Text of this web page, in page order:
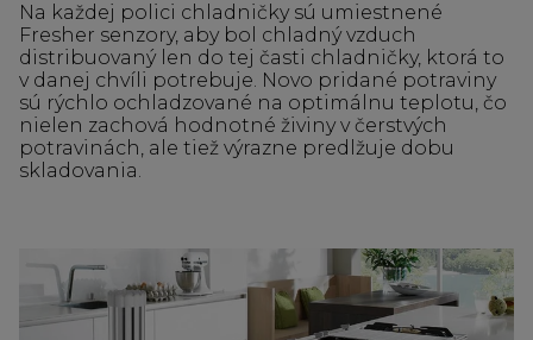
Na každej polici chladničky sú umiestnené
Fresher senzory, aby bol chladný vzduch
distribuovaný len do tej časti chladničky, ktorá to
v danej chvíli potrebuje. Novo pridané potraviny
sú rýchlo ochladzované na optimálnu teplotu, čo
nielen zachová hodnotné živiny v čerstvých
potravinách, ale tiež výrazne predlžuje dobu
skladovania.